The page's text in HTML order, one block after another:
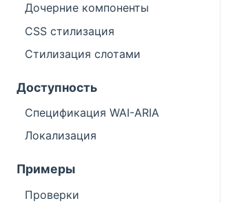
Дочерние компоненты
CSS стилизация
Стилизация слотами
Доступность
Спецификация WAI-ARIA
Локализация
Примеры
Проверки